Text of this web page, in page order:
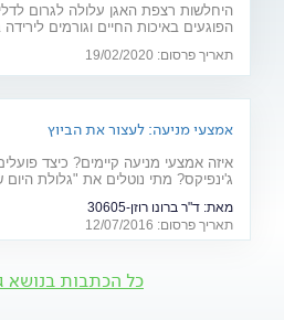
היחלשות רצפת האגן עלולה לגרום
הפוגעים באיכות החיים וגורמים לירידה
אלקטרומגנטי ולייזר וגינלי
תאריך פרסום: 19/02/2020
אמצעי מניעה: לעצור את הביוץ
איזה אמצעי מניעה קיימים? כיצד
ג'ינפיקס? מתי נוטלים את "גלולת
מאת: ד"ר ברונו רוזן-30605
תאריך פרסום: 12/07/2016
כל הכתבות בנושא